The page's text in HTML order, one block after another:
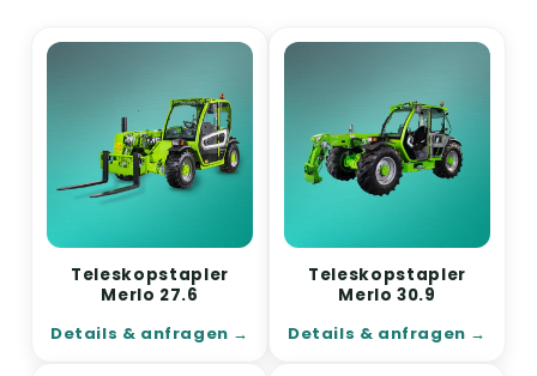
Teleskopstapler
Merlo 27.6
Details & anfragen
Teleskopstapler
Merlo 30.9
Details & anfragen